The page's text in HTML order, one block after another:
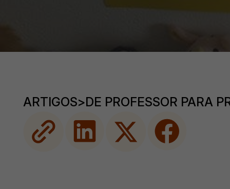
ARTIGOS>DE PROFESSOR PARA